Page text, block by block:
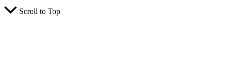
Scroll to Top